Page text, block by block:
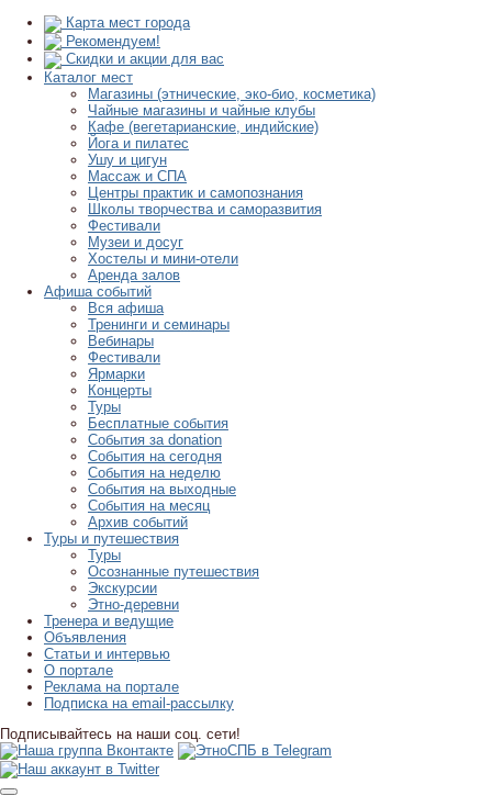
Карта мест города
Рекомендуем!
Скидки и акции для вас
Каталог мест
Магазины (этнические, эко-био, косметика)
Чайные магазины и чайные клубы
Кафе (вегетарианские, индийские)
Йога и пилатес
Ушу и цигун
Массаж и СПА
Центры практик и самопознания
Школы творчества и саморазвития
Фестивали
Музеи и досуг
Хостелы и мини-отели
Аренда залов
Афиша событий
Вся афиша
Тренинги и семинары
Вебинары
Фестивали
Ярмарки
Концерты
Туры
Бесплатные события
События за donation
События на сегодня
События на неделю
События на выходные
События на месяц
Архив событий
Туры и путешествия
Туры
Осознанные путешествия
Экскурсии
Этно-деревни
Тренера и ведущие
Объявления
Статьи и интервью
О портале
Реклама на портале
Подписка на email-рассылку
Подписывайтесь на наши соц. сети!